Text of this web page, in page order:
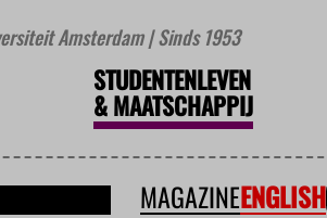
Amsterdam | Sinds 1953
STUDENTENLEVEN
&MAATSCHAPPIJ
MAGAZINEENGLISH